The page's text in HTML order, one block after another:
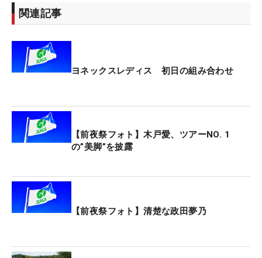
関連記事
ヨネックスレディス 初日の組み合わせ
【前夜祭フォト】木戸愛、ツアーNO. 1
の”美脚”を披露
【前夜祭フォト】清楚な政田夢乃